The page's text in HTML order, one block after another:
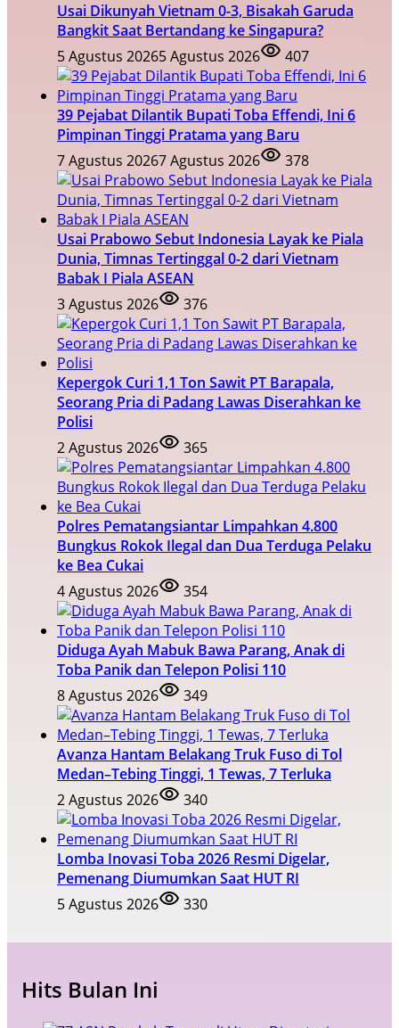
Usai Dikunyah Vietnam 0-3, Bisakah Garuda
Bangkit Saat Bertandang ke Singapura?
5 Agustus 20265 Agustus 2026 407
39 Pejabat Dilantik Bupati Toba Effendi, Ini 6
Pimpinan Tinggi Pratama yang Baru
7 Agustus 20267 Agustus 2026 378
Usai Prabowo Sebut Indonesia Layak ke Piala
Dunia, Timnas Tertinggal 0-2 dari Vietnam
Babak I Piala ASEAN
3 Agustus 2026
376
Kepergok Curi 1,1 Ton Sawit PT Barapala,
Seorang Pria di Padang Lawas Diserahkan ke
Polisi
2 Agustus 2026
365
Polres Pematangsiantar Limpahkan 4.800
Bungkus Rokok Ilegal dan Dua Terduga Pelaku
ke Bea Cukai
4 Agustus 2026
354
Diduga Ayah Mabuk Bawa Parang, Anak di
Toba Panik dan Telepon Polisi 110
8 Agustus 2026
349
Avanza Hantam Belakang Truk Fuso di Tol
Medan–Tebing Tinggi, 1 Tewas, 7 Terluka
2 Agustus 2026
340
Lomba Inovasi Toba 2026 Resmi Digelar,
Pemenang Diumumkan Saat HUT RI
5 Agustus 2026
330
Hits Bulan Ini